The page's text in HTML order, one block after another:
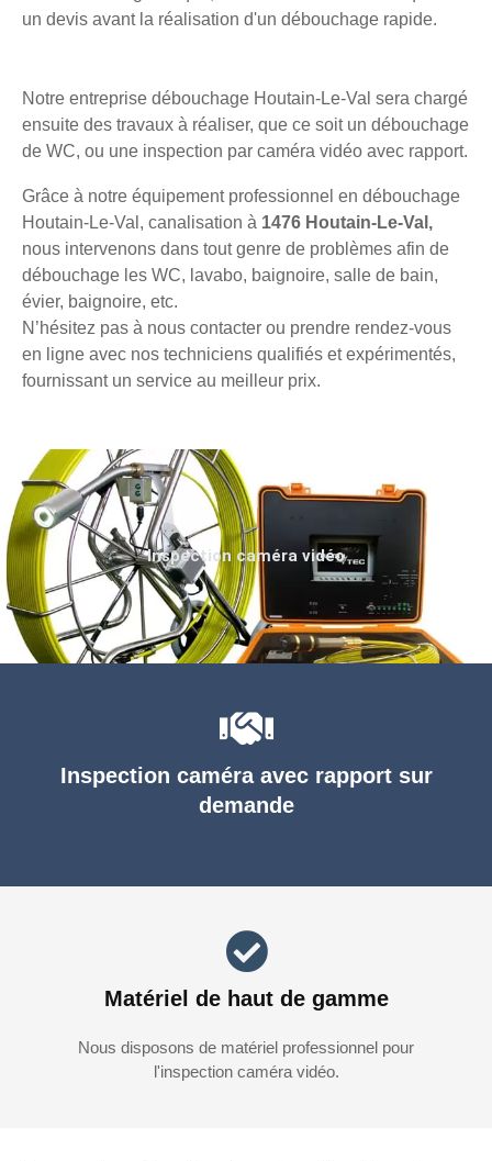
un devis avant la réalisation d'un débouchage rapide.
Notre entreprise débouchage Houtain-Le-Val sera chargé
ensuite des travaux à réaliser, que ce soit un débouchage
de WC, ou une inspection par caméra vidéo avec rapport.
Grâce à notre équipement professionnel en débouchage
Houtain-Le-Val, canalisation à 1476 Houtain-Le-Val,
nous intervenons dans tout genre de problèmes afin de
débouchage les WC, lavabo, baignoire, salle de bain,
évier, baignoire, etc.
N’hésitez pas à nous contacter ou prendre rendez-vous
en ligne avec nos techniciens qualifiés et expérimentés,
fournissant un service au meilleur prix.
Inspection caméra avec rapport sur
demande
Matériel de haut de gamme
Nous disposons de matériel professionnel pour
l'inspection caméra vidéo.
Inspection caméra vidéo